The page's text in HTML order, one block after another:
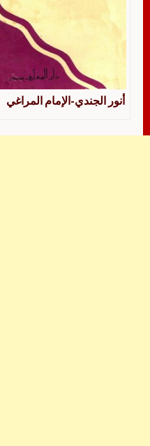
أنور الجندي-الإمام المراغي